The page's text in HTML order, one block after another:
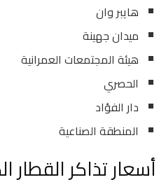
هايبر وان
ميدان جهينة
هيئة المجتمعات العمرانية
الحصري
دار الفؤاد
المنطقة الصناعية
أسعار تذاكر القطار